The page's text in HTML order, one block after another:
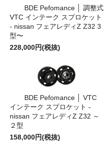
BDE Pefomance │ 調整式
VTC インテーク スプロケット
- nissan フェアレディZ Z32 3
型〜
228,000円(税抜)
BDE Pefomance │ VTC
インテーク スプロケット -
nissan フェアレディZ Z32 ～
２型
158,000円(税抜)